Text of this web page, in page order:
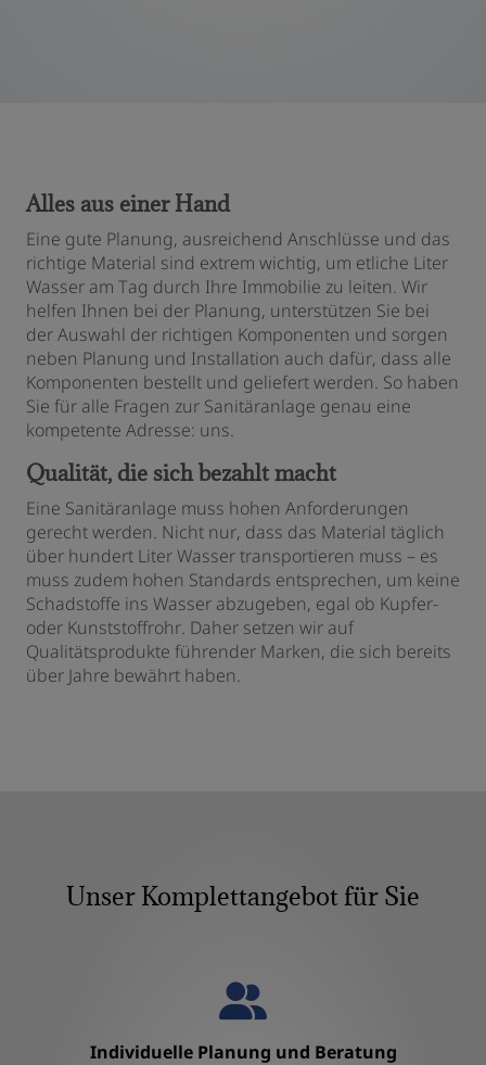
Alles aus einer Hand
Eine gute Planung, ausreichend Anschlüsse und das
richtige Material sind extrem wichtig, um etliche Liter
Wasser am Tag durch Ihre Immobilie zu leiten. Wir
helfen Ihnen bei der Planung, unterstützen Sie bei
der Auswahl der richtigen Komponenten und sorgen
neben Planung und Installation auch dafür, dass alle
Komponenten bestellt und geliefert werden. So haben
Sie für alle Fragen zur Sanitäranlage genau eine
kompetente Adresse: uns.
Qualität, die sich bezahlt macht
Eine Sanitäranlage muss hohen Anforderungen
gerecht werden. Nicht nur, dass das Material täglich
über hundert Liter Wasser transportieren muss – es
muss zudem hohen Standards entsprechen, um keine
Schadstoffe ins Wasser abzugeben, egal ob Kupfer-
oder Kunststoffrohr. Daher setzen wir auf
Qualitätsprodukte führender Marken, die sich bereits
über Jahre bewährt haben.
Unser Komplettangebot für Sie
Individuelle Planung und Beratung